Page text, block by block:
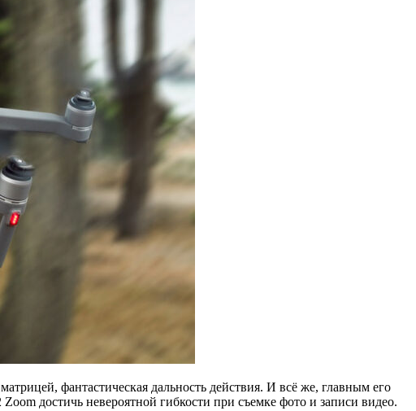
фантастическая дальность действия. И всё же, главным его
достичь невероятной гибкости при съемке фото и записи видео.